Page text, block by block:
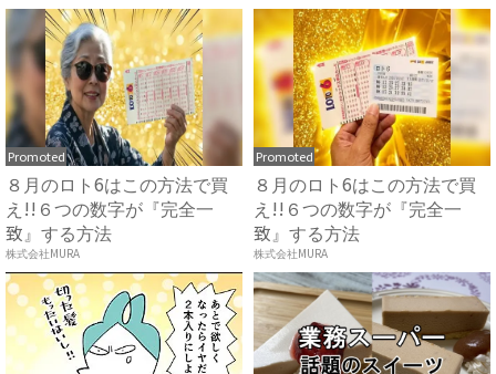
Promoted
８月のロト6はこの方法で買
え!!６つの数字が『完全一
致』する方法
株式会社MURA
Promoted
８月のロト6はこの方法で買
え!!６つの数字が『完全一
致』する方法
株式会社MURA